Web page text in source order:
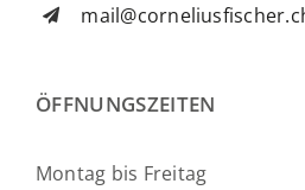
ÖFFNUNGSZEITEN
Montag bis Freitag